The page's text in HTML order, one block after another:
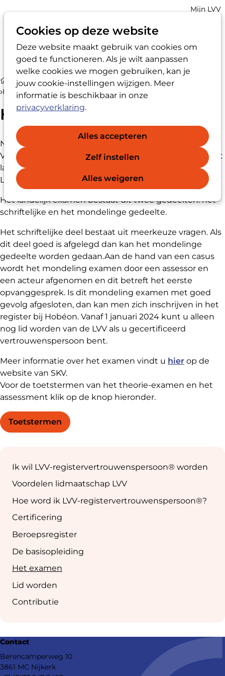
Cookies op deze website
Deze website maakt gebruik van cookies om
goed te functioneren. Als je wilt aanpassen
welke cookies we mogen gebruiken, kan je
jouw cookie-instellingen wijzigen. Meer
informatie is beschikbaar in onze
privacyverklaring.
Alles accepteren
Zelf instellen
Alles weigeren
Zoek
Account
Mijn LVV
Ik wil LVV-registervertrouwenspersoon® worden
Het examen
Het examen
Nadat de geaccrediteerde Basisopleiding
Vertrouwenspersoon is gevolgd, is een diploma van het
landelijk LVV-examen vertrouwenspersoon nodig om
LVV-registervertrouwenspersoon®te worden.
Het landelijk examen bestaat uit twee gedeelten: het
schriftelijke en het mondelinge gedeelte.
Het schriftelijke deel bestaat uit meerkeuze vragen. Als
dit deel goed is afgelegd dan kan het mondelinge
gedeelte worden gedaan.Aan de hand van een casus
wordt het mondeling examen door een assessor en
een acteur afgenomen en dit betreft het eerste
opvanggesprek. Is dit mondeling examen met goed
gevolg afgesloten, dan kan men zich inschrijven in het
register bij Hobéon. Vanaf 1 januari 2024 kunt u alleen
nog lid worden van de LVV als u gecertificeerd
vertrouwenspersoon bent.
Meer informatie over het examen vindt u hier op de
website van SKV.
Voor de toetstermen van het theorie-examen en het
assessment klik op de knop hieronder.
Toetstermen
navigation
Ik wil LVV-registervertrouwenspersoon® worden
Voordelen lidmaatschap LVV
Hoe word ik LVV-registervertrouwenspersoon®?
Certificering
Beroepsregister
De basisopleiding
Het examen
Lid worden
Contributie
Contact
Berencamperweg 10
3861 MC Nijkerk